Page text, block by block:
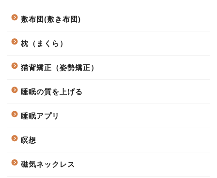
敷布団(敷き布団)
枕（まくら）
猫背矯正（姿勢矯正）
睡眠の質を上げる
睡眠アプリ
瞑想
磁気ネックレス